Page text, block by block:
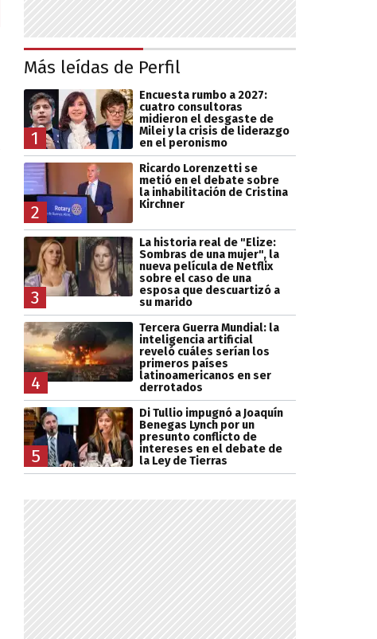
Más leídas de Perfil
1
Encuesta rumbo a 2027:
cuatro consultoras
midieron el desgaste de
Milei y la crisis de liderazgo
en el peronismo
2
Ricardo Lorenzetti se
metió en el debate sobre
la inhabilitación de Cristina
Kirchner
3
La historia real de "Elize:
Sombras de una mujer", la
nueva película de Netflix
sobre el caso de una
esposa que descuartizó a
su marido
4
Tercera Guerra Mundial: la
inteligencia artificial
reveló cuáles serían los
primeros países
latinoamericanos en ser
derrotados
5
Di Tullio impugnó a Joaquín
Benegas Lynch por un
presunto conflicto de
intereses en el debate de
la Ley de Tierras